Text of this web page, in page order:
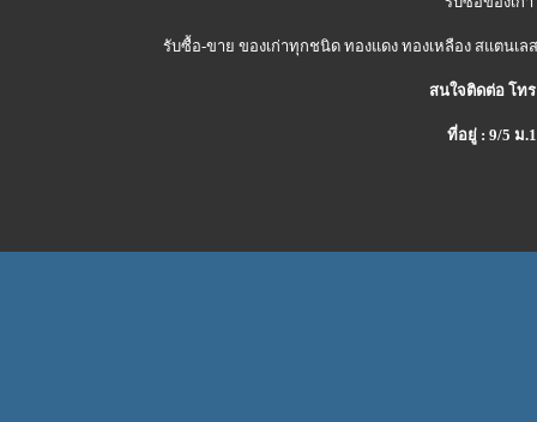
รับซื้อ-ขาย ของเก่าทุกชนิด ทองแดง ทองเหลือง สแตนเ
สนใจติดต่อ โทร
ที่อยู่ : 9/5 ม